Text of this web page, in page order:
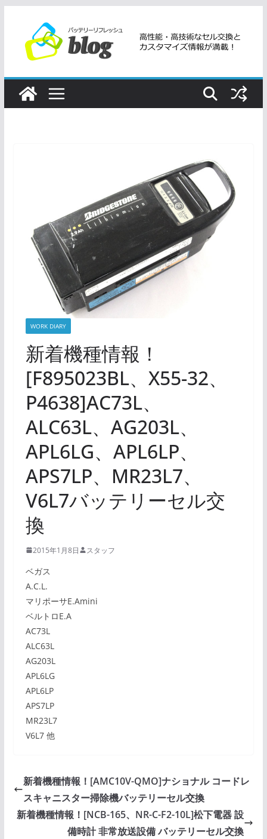
ツ
WORK DIARY
新着機種情報！
[F895023BL、X55-32、
P4638]AC73L、
ALC63L、AG203L、
APL6LG、APL6LP、
APS7LP、MR23L7、
V6L7バッテリーセル交
換
2015年1月8日 スタッフ
ベガス
A.C.L.
マリポーサE.Amini
ベルトロE.A
AC73L
ALC63L
AG203L
APL6LG
APL6LP
APS7LP
MR23L7
V6L7 他
新着機種情報！[AMC10V-QMO]ナショナル コードレ
スキャニスター掃除機バッテリーセル交換
新着機種情報！[NCB-165、NR-C-F2-10L]松下電器 設
備時計 非常放送設備 バッテリーセル交換